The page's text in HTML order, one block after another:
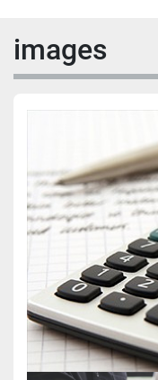
images